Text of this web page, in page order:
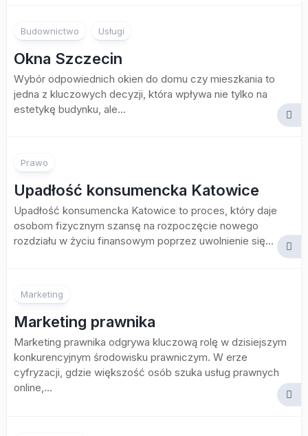
Budownictwo Usługi
Okna Szczecin
Wybór odpowiednich okien do domu czy mieszkania to
jedna z kluczowych decyzji, która wpływa nie tylko na
estetykę budynku, ale...
Prawo
Upadłość konsumencka Katowice
Upadłość konsumencka Katowice to proces, który daje
osobom fizycznym szansę na rozpoczęcie nowego
rozdziału w życiu finansowym poprzez uwolnienie się...
Marketing
Marketing prawnika
Marketing prawnika odgrywa kluczową rolę w dzisiejszym
konkurencyjnym środowisku prawniczym. W erze
cyfryzacji, gdzie większość osób szuka usług prawnych
online,...